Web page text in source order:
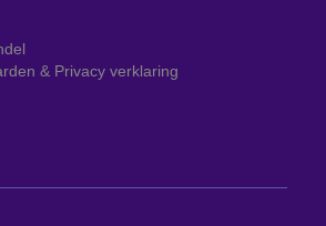
& Privacy verklaring